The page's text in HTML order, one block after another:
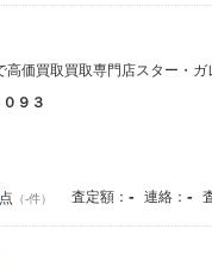
価買取買取専門店スター・ガ
９３
点 （-件） 査定額： - 連絡： -